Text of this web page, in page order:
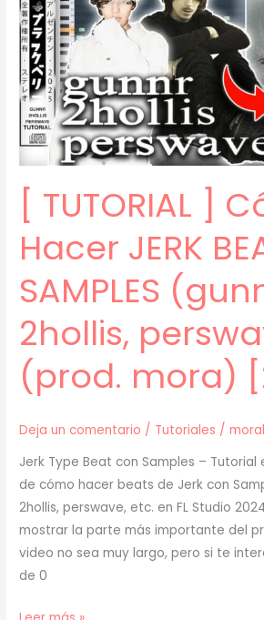
BEATS
de
JERK
para
GUNNR
y
2HOLLIS
(prod.
mora)
[ TUTORIAL ]
Hacer JERK
SAMPLES
2hollis,
(prod. mora)
Deja un comentario / Tutoriales /
Jerk Type Beat con Samples – Tutorial
de cómo hacer beats de Jerk con
2hollis, perswave, etc. en FL Studio
mostrar la parte más importante del
video no sea muy largo, pero si te
de 0